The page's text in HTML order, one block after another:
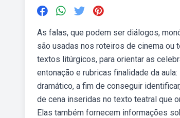
As falas, que podem ser diálogos,
são usadas nos roteiros de cinema ou
textos litúrgicos, para orientar as
entonação e rubricas finalidade da
dramático, a fim de conseguir
de cena inseridas no texto teatral que
Elas também fornecem informações